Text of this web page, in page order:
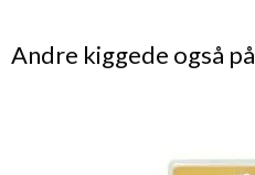
Andre kiggede også på